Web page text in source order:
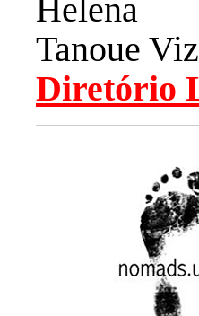
Helena
Tanoue
Diretório